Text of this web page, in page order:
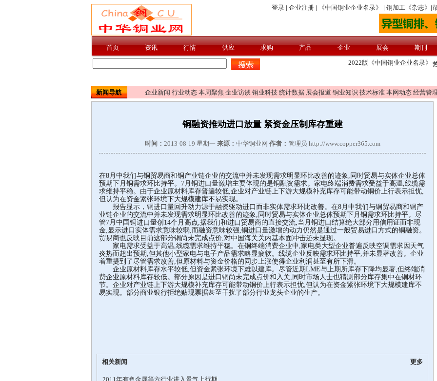
新闻导航 企业新闻 行业动态 本周聚焦 企业访谈 铜业科技 统计数据 展会报道 铜业知识 技术标准 本网动态 经营管
铜融资推动进口放量 紧资金压制库存重建
时间： 2013-08-19 星期一 来源： 中华铜业网 作者： 管理员 http://www.copper365.com
在8月中我们与铜贸易商和铜产业链企业的交流中并未发现需求明显环比改善的迹象,同时贸易与实体企业总体
预期下月铜需求环比持平。7月铜进口量激增主要体现的是铜融资需求。家电终端消费需求受益于高温,线缆需
求维持平稳。由于企业原材料库存普遍较低,企业对产业链上下游大规模补充库存可能带动铜价上行表示担忧,
但认为在资金紧张环境下大规模建库不易实现。
报告显示，铜进口量回升动力源于融资驱动进口而非实体需求环比改善。在8月中我们与铜贸易商和铜产
业链企业的交流中并未发现需求明显环比改善的迹象,同时贸易与实体企业总体预期下月铜需求环比持平。尽
管7月中国铜进口量创14个月高点,据我们和进口贸易商的直接交流,当月铜进口结算绝大部分用信用证而非现
金,显示进口实体需求意味较弱,而融资意味较强,铜进口量激增的动力仍然是通过一般贸易进口方式的铜融资。
贸易商也反映目前这部分铜尚未完成点价,对中国海关关内基本面冲击还未显现。
家电需求受益于高温,线缆需求维持平稳。在铜终端消费企业中,家电类大型企业普遍反映空调需求因天气
炎热而超出预期,但其他小型家电与电子产品需求略显疲软。线缆企业反映需求环比持平,并未显著改善。企业
着重提到了尽管需求改善,但原材料与资金价格的同步上涨使得企业利润甚至有所下滑。
企业原材料库存水平较低,但资金紧张环境下难以建库。尽管近期LME与上期所库存下降均显著,但终端消
费企业原材料库存较低。部分原因是进口铜尚未完成点价和入关,同时市场人士也猜测部分库存集中在铜材环
节。企业对产业链上下游大规模补充库存可能带动铜价上行表示担忧,但认为在资金紧张环境下大规模建库不
易实现。部分商业银行拒绝贴现票据甚至干扰了部分行业龙头企业的生产。
相关新闻 更多